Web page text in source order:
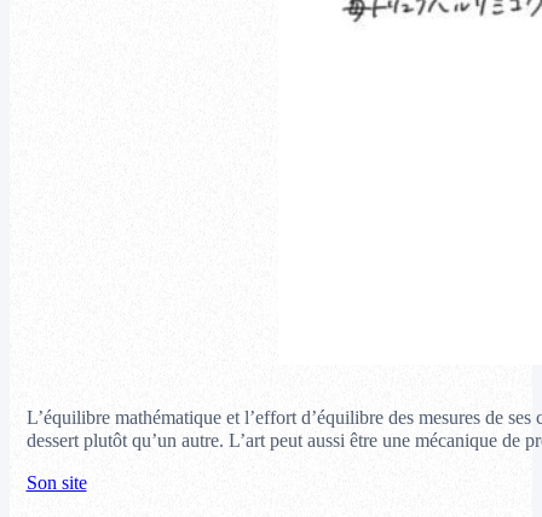
L’équilibre mathématique et l’effort d’équilibre des mesures de
dessert plutôt qu’un autre. L’art peut aussi être une mécanique de
Son site